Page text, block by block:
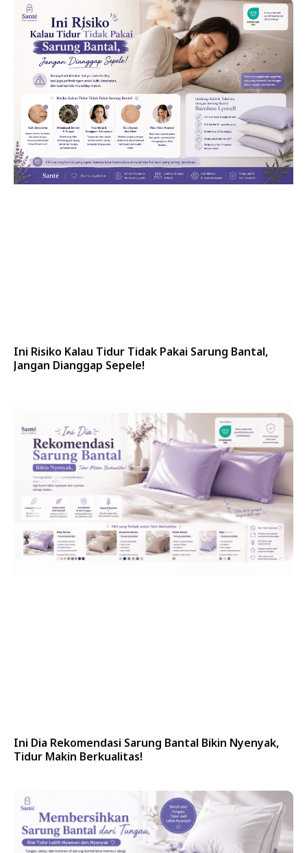
Ini Risiko Kalau Tidur Tidak Pakai Sarung Bantal,
Jangan Dianggap Sepele!
Ini Dia Rekomendasi Sarung Bantal Bikin Nyenyak,
Tidur Makin Berkualitas!